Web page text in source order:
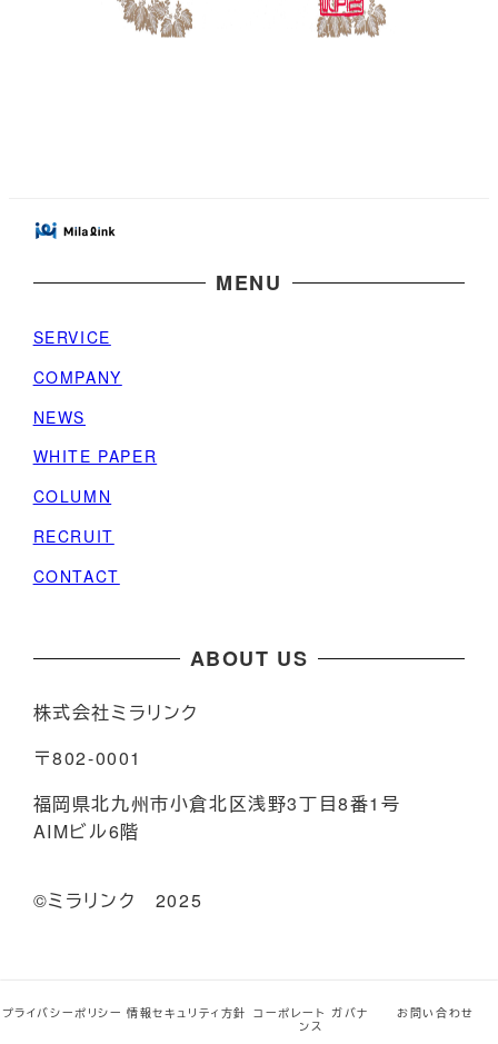
MENU
SERVICE
COMPANY
NEWS
WHITE PAPER
COLUMN
RECRUIT
CONTACT
ABOUT US
株式会社ミラリンク
〒802-0001
福岡県北九州市小倉北区浅野3丁目8番1号
AIMビル6階
©️ミラリンク 2025
プライバシーポリシー
情報セキュリティ方針
お問い合わせ
プライバシーポリシー 情報セキュリティ方針 コーポレート ガバナ
ンス
お問い合わせ